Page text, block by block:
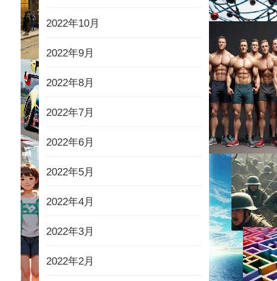
2022年10月
2022年9月
2022年8月
2022年7月
2022年6月
2022年5月
2022年4月
2022年3月
2022年2月